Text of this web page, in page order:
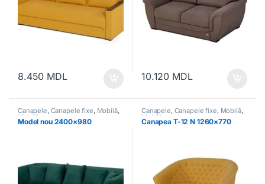
8.450 MDL 10.120 MDL
Canapele, Canapele fixe, Mobilă,
Mobilă moale
Model nou 2400×980
Canapele, Canapele fixe, Mobilă,
Mobilă moale
Canapea T-12 N 1260×770